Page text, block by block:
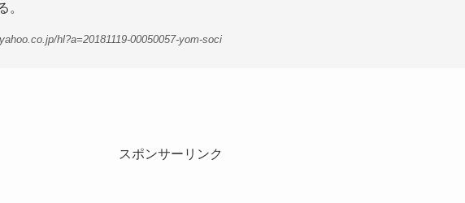
。
hl?a=20181119-00050057-yom-soci
スポンサーリンク